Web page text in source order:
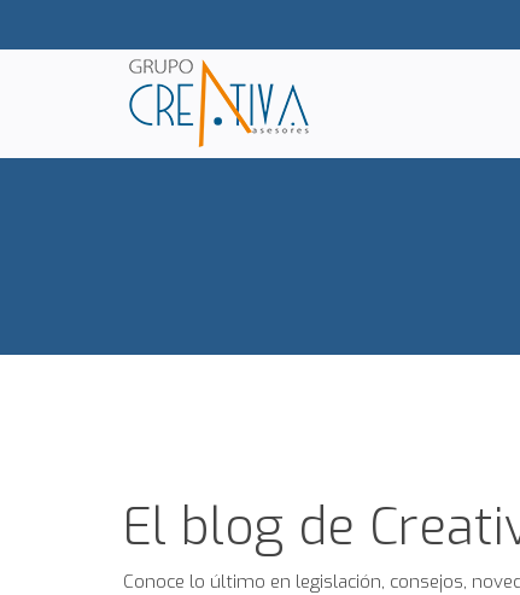
El blog de
Conoce lo último en legislación, consejos,